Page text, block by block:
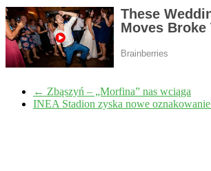
← Zbąszyń – „Morfina” nas wciąga
INEA Stadion zyska nowe oznakowanie